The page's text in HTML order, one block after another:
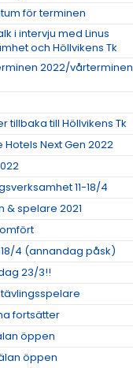
för terminen
i intervju med Linus
och Höllvikens Tk
2022/vårterminen
tillbaka till Höllvikens Tk
Next Gen 2022
11-18/4
& spelare 2021
4 (annandag påsk)
23/3!!
fortsätter
öppen
öppen